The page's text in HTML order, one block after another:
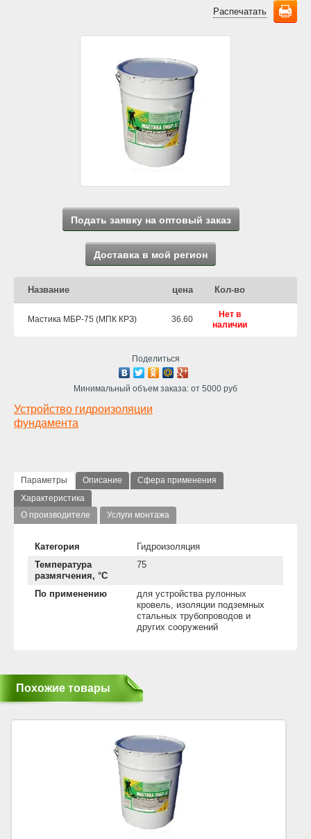
Распечатать
Подать заявку на оптовый заказ
Доставка в мой регион
Название цена Кол-во
Мастика МБР-75 (МПК КРЗ) 36.60
Нет в
наличии
Поделиться
Минимальный объем заказа: от 5000 руб
Устройство гидроизоляции
фундамента
Параметры Описание
Сфера применения
Характеристика
О производителе
Услуги монтажа
Категория
Гидроизоляция
Температура
размягчения, °C
75
По применению
для устройства рулонных
кровель, изоляции подземных
стальных трубопроводов и
других сооружений
Похожие товары